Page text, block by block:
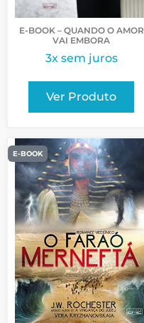
E-BOOK – QUANDO O AMOR
VAI EMBORA
3x sem juros
Ver Produto
E-BOOK